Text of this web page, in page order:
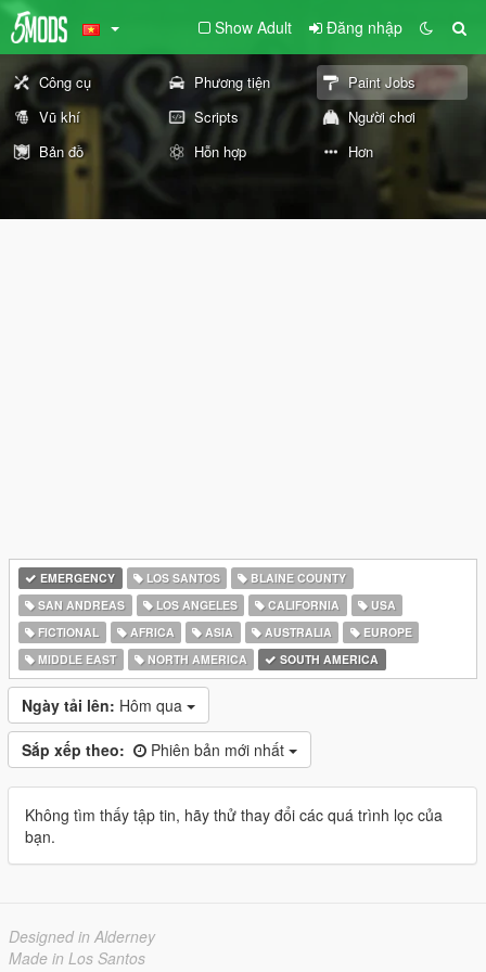
Show Adult Đăng nhập
Công cụ Phương tiện
Paint Jobs
Vũ khí
Scripts
Người chơi
Bản đồ
Hỗn hợp Hơn
EMERGENCY LOS SANTOS
BLAINE COUNTY
SAN ANDREAS
LOS ANGELES CALIFORNIA
USA
FICTIONAL
AFRICA ASIA AUSTRALIA
EUROPE
MIDDLE EAST
NORTH AMERICA SOUTH AMERICA
Ngày tải lên: Hôm qua
Sắp xếp theo: Phiên bản mới nhất
Không tìm thấy tập tin, hãy thử thay đổi các quá trình lọc của
bạn.
Designed in Alderney
Made in Los Santos